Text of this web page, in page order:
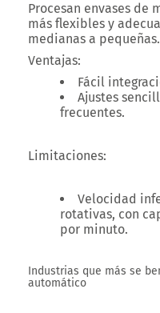
Procesan envases de
más flexibles y
medianas a pequeñas.
Ventajas:
Fácil
Ajustes
frecuentes.
Limitaciones:
Velocidad
rotativas, con
por minuto.
Industrias que más se
automático